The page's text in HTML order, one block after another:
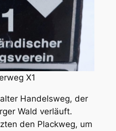
X1
Handelsweg, der
Wald verläuft.
den Plackweg, um